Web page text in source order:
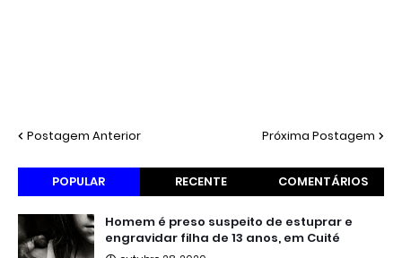
Postagem Anterior Próxima Postagem
POPULAR RECENTE COMENTÁRIOS
Homem é preso suspeito de estuprar e
engravidar filha de 13 anos, em Cuité